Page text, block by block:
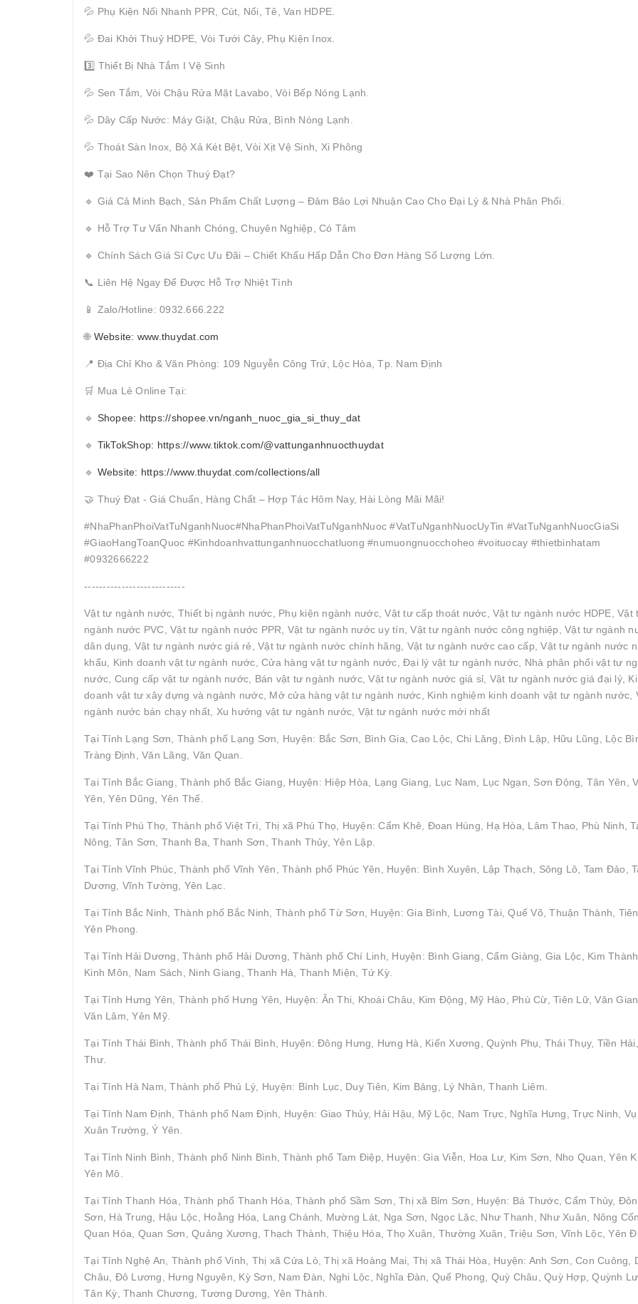
💦 Phụ Kiện Nối Nhanh PPR, Cút, Nối, Tê, Van HDPE.
💦 Đai Khởi Thuỷ HDPE, Vòi Tưới Cây, Phụ Kiện Inox.
3️⃣ Thiết Bị Nhà Tắm I Vệ Sinh
💦 Sen Tắm, Vòi Chậu Rửa Mặt Lavabo, Vòi Bếp Nóng Lạnh.
💦 Dây Cấp Nước: Máy Giặt, Chậu Rửa, Bình Nóng Lạnh.
💦 Thoát Sàn Inox, Bộ Xả Két Bệt, Vòi Xịt Vệ Sinh, Xi Phông
❤️ Tại Sao Nên Chọn Thuý Đạt?
🔹 Giá Cả Minh Bạch, Sản Phẩm Chất Lượng – Đảm Bảo Lợi Nhuận Cao Cho Đại Lý & Nhà Phân Phối.
🔹 Hỗ Trợ Tư Vấn Nhanh Chóng, Chuyên Nghiệp, Có Tâm
🔹 Chính Sách Giá Sỉ Cực Ưu Đãi – Chiết Khấu Hấp Dẫn Cho Đơn Hàng Số Lượng Lớn.
📞 Liên Hệ Ngay Để Được Hỗ Trợ Nhiệt Tình
📱 Zalo/Hotline: 0932.666.222
🌐 Website: www.thuydat.com
📍 Địa Chỉ Kho & Văn Phòng: 109 Nguyễn Công Trứ, Lộc Hòa, Tp. Nam Định
🛒 Mua Lẻ Online Tại:
🔹 Shopee: https://shopee.vn/nganh_nuoc_gia_si_thuy_dat
🔹 TikTokShop: https://www.tiktok.com/@vattunganhnuocthuydat
🔹 Website: https://www.thuydat.com/collections/all
🤝 Thuý Đạt - Giá Chuẩn, Hàng Chất – Hợp Tác Hôm Nay, Hài Lòng Mãi Mãi!
#NhaPhanPhoiVatTuNganhNuoc#NhaPhanPhoiVatTuNganhNuoc #VatTuNganhNuocUyTin #VatTuNganhNuocGiaSi
#GiaoHangToanQuoc #Kinhdoanhvattunganhnuocchatluong #numuongnuocchoheo #voituocay #thietbinhatam
#0932666222
---------------------------
Vật tư ngành nước, Thiết bị ngành nước, Phụ kiện ngành nước, Vật tư cấp thoát nước, Vật tư ngành nước HDPE, Vật
ngành nước PVC, Vật tư ngành nước PPR, Vật tư ngành nước uy tín, Vật tư ngành nước công nghiệp, Vật tư ngành
dân dụng, Vật tư ngành nước giá rẻ, Vật tư ngành nước chính hãng, Vật tư ngành nước cao cấp, Vật tư ngành nước
khẩu, Kinh doanh vật tư ngành nước, Cửa hàng vật tư ngành nước, Đại lý vật tư ngành nước, Nhà phân phối vật tư
nước, Cung cấp vật tư ngành nước, Bán vật tư ngành nước, Vật tư ngành nước giá sỉ, Vật tư ngành nước giá đại lý,
doanh vật tư xây dựng và ngành nước, Mở cửa hàng vật tư ngành nước, Kinh nghiệm kinh doanh vật tư ngành nước,
ngành nước bán chạy nhất, Xu hướng vật tư ngành nước, Vật tư ngành nước mới nhất
Tại Tỉnh Lạng Sơn, Thành phố Lạng Sơn, Huyện: Bắc Sơn, Bình Gia, Cao Lộc, Chi Lăng, Đình Lập, Hữu Lũng, Lộc
Tràng Định, Văn Lãng, Văn Quan.
Tại Tỉnh Bắc Giang, Thành phố Bắc Giang, Huyện: Hiệp Hòa, Lạng Giang, Lục Nam, Lục Ngạn, Sơn Động, Tân Yên,
Yên, Yên Dũng, Yên Thế.
Tại Tỉnh Phú Thọ, Thành phố Việt Trì, Thị xã Phú Thọ, Huyện: Cẩm Khê, Đoan Hùng, Hạ Hòa, Lâm Thao, Phù Ninh,
Nông, Tân Sơn, Thanh Ba, Thanh Sơn, Thanh Thủy, Yên Lập.
Tại Tỉnh Vĩnh Phúc, Thành phố Vĩnh Yên, Thành phố Phúc Yên, Huyện: Bình Xuyên, Lập Thạch, Sông Lô, Tam Đảo,
Dương, Vĩnh Tường, Yên Lạc.
Tại Tỉnh Bắc Ninh, Thành phố Bắc Ninh, Thành phố Từ Sơn, Huyện: Gia Bình, Lương Tài, Quế Võ, Thuận Thành, Tiên
Yên Phong.
Tại Tỉnh Hải Dương, Thành phố Hải Dương, Thành phố Chí Linh, Huyện: Bình Giang, Cẩm Giàng, Gia Lộc, Kim Thành,
Kinh Môn, Nam Sách, Ninh Giang, Thanh Hà, Thanh Miện, Tứ Kỳ.
Tại Tỉnh Hưng Yên, Thành phố Hưng Yên, Huyện: Ân Thi, Khoái Châu, Kim Động, Mỹ Hào, Phù Cừ, Tiên Lữ, Văn
Văn Lâm, Yên Mỹ.
Tại Tỉnh Thái Bình, Thành phố Thái Bình, Huyện: Đông Hưng, Hưng Hà, Kiến Xương, Quỳnh Phụ, Thái Thụy, Tiền
Thư.
Tại Tỉnh Hà Nam, Thành phố Phủ Lý, Huyện: Bình Lục, Duy Tiên, Kim Bảng, Lý Nhân, Thanh Liêm.
Tại Tỉnh Nam Định, Thành phố Nam Định, Huyện: Giao Thủy, Hải Hậu, Mỹ Lộc, Nam Trực, Nghĩa Hưng, Trực Ninh, Vụ
Xuân Trường, Ý Yên.
Tại Tỉnh Ninh Bình, Thành phố Ninh Bình, Thành phố Tam Điệp, Huyện: Gia Viễn, Hoa Lư, Kim Sơn, Nho Quan, Yên
Yên Mô.
Tại Tỉnh Thanh Hóa, Thành phố Thanh Hóa, Thành phố Sầm Sơn, Thị xã Bỉm Sơn, Huyện: Bá Thước, Cẩm Thủy,
Sơn, Hà Trung, Hậu Lộc, Hoằng Hóa, Lang Chánh, Mường Lát, Nga Sơn, Ngọc Lặc, Như Thanh, Như Xuân, Nông
Quan Hóa, Quan Sơn, Quảng Xương, Thạch Thành, Thiệu Hóa, Thọ Xuân, Thường Xuân, Triệu Sơn, Vĩnh Lộc, Yên
Tại Tỉnh Nghệ An, Thành phố Vinh, Thị xã Cửa Lò, Thị xã Hoàng Mai, Thị xã Thái Hòa, Huyện: Anh Sơn, Con Cuông,
Châu, Đô Lương, Hưng Nguyên, Kỳ Sơn, Nam Đàn, Nghi Lộc, Nghĩa Đàn, Quế Phong, Quỳ Châu, Quỳ Hợp, Quỳnh
Tân Kỳ, Thanh Chương, Tương Dương, Yên Thành.